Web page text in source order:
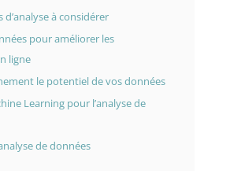
d’analyse à considérer
pour améliorer les
ligne
le potentiel de vos données
Learning pour l’analyse de
de données